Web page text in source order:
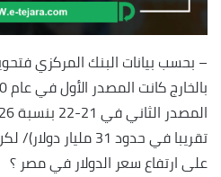
– بحسب بيانات البنك المركزي
تقريبا في حدود 31
على ارتفاع سعر الدولار في مصر ؟